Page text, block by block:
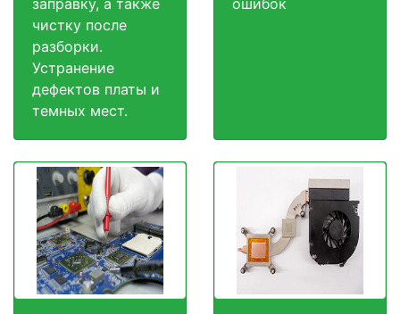
заправку, а также
чистку после
разборки.
Устранение
дефектов платы и
темных мест.
ошибок